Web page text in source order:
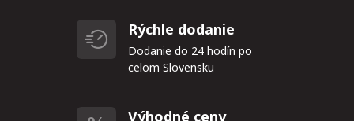
Rýchle dodanie
Dodanie do 24 hodín po
celom Slovensku
Výhodné ceny